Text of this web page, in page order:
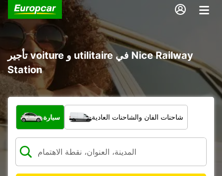
تأجير voiture و utilitaire في Nice Railway
Station
ما نوع المركبة؟
سيارة شاحنات الفان والشاحنات العادية